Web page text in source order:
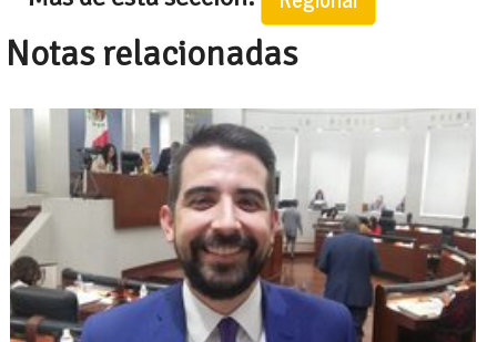
Notas relacionadas